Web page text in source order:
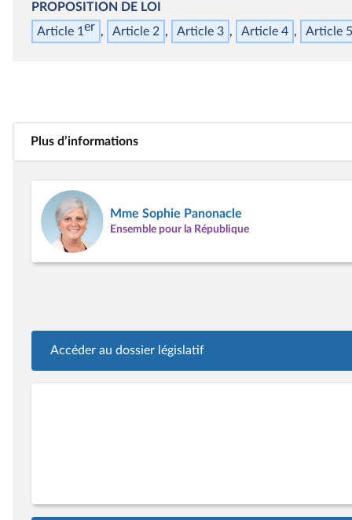
PROPOSITION DE LOI
Article 1er Article 2 Article 3 Article 4 Article 5
Plus d’informations
Mme Sophie Panonacle
Ensemble pour la République
Accéder au dossier législatif